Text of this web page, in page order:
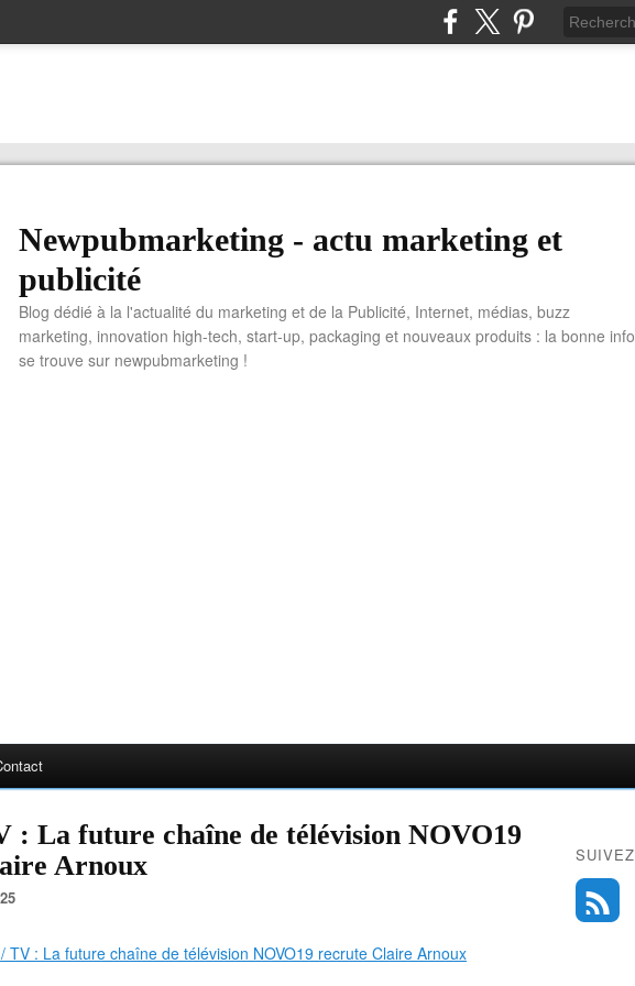
Newpubmarketing - actu marketing et
publicité
Blog dédié à la l'actualité du marketing et de la Publicité, Internet, médias, buzz
marketing, innovation high-tech, start-up, packaging et nouveaux produits : la bonne info
se trouve sur newpubmarketing !
: La future chaîne de télévision NOVO19
Arnoux